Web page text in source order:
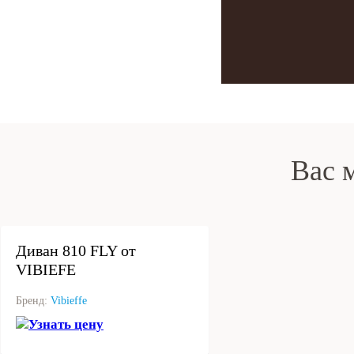
Вас
Диван 810 FLY от
VIBIEFE
Бренд: Vibieffe
Узнать цену